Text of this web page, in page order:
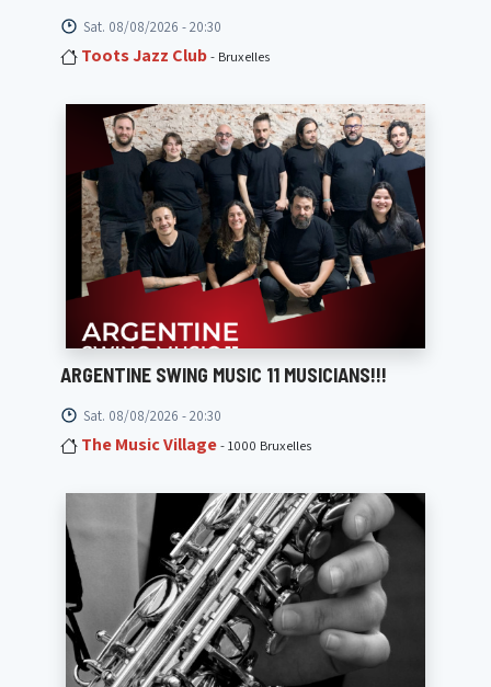
Sat. 08/08/2026 - 20:30
Toots Jazz Club- Bruxelles
ARGENTINE SWING MUSIC 11 MUSICIANS!!!
Sat. 08/08/2026 - 20:30
The Music Village- 1000 Bruxelles